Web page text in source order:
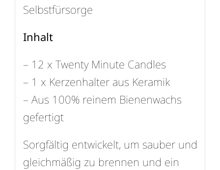
Selbstfürsorge
Inhalt
– 12 x Twenty Minute Candles
– 1 x Kerzenhalter aus Keramik
– Aus 100% reinem Bienenwachs
gefertigt
Sorgfältig entwickelt, um sauber und
gleichmäßig zu brennen und ein